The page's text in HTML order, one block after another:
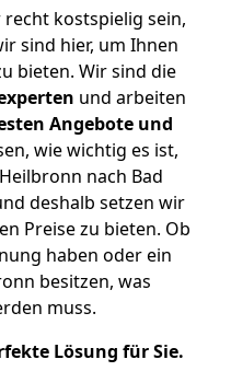
kostspielig sein,
sind hier, um Ihnen
bieten. Wir sind die
und arbeiten
Angebote und
wie wichtig es ist,
nach Bad
deshalb setzen wir
Preise zu bieten. Ob
haben oder ein
besitzen, was
muss.
Lösung für Sie.